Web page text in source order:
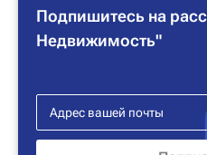
Подпишитесь на
Недвижимость"